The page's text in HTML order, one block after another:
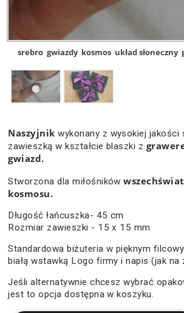
srebro gwiazdy kosmos układ słoneczny
Naszyjnik wykonany z wysokiej jakości
zawieszką w kształcie blaszki z
gwiazd.
Stworzona dla miłośników
kosmosu.
Długość łańcuszka- 45 cm
Rozmiar zawieszki - 15 x 15 mm
Standardowa biżuteria w pięknym
białą wstawką Logo firmy i napis (jak na
Jeśli alternatywnie chcesz wybrać
jest to opcja dostępna w koszyku.